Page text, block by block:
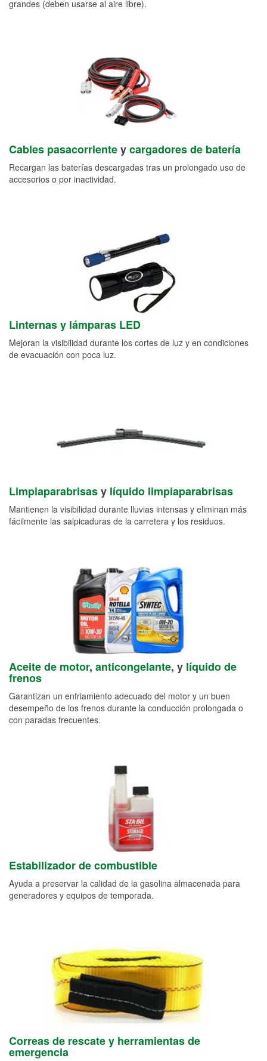
grandes (deben usarse al aire libre).
Cables pasacorrienteycargadores de batería
Recargan las baterías descargadas tras un prolongado uso de
accesorios o por inactividad.
Linternas y lámparas LED
Mejoran la visibilidad durante los cortes de luz y en condiciones
de evacuación con poca luz.
Limpiaparabrisasy líquido limpiaparabrisas
Mantienen la visibilidad durante lluvias intensas y eliminan más
fácilmente las salpicaduras de la carretera y los residuos.
Aceite de motor, anticongelante, y líquido de
frenos
Garantizan un enfriamiento adecuado del motor y un buen
desempeño de los frenos durante la conducción prolongada o
con paradas frecuentes.
Estabilizador de combustible
Ayuda a preservar la calidad de la gasolina almacenada para
generadores y equipos de temporada.
Correas de rescate y herramientas de
emergencia